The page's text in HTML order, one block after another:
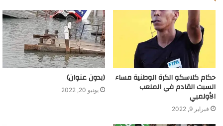
حكام كلاسكو الكرة الوطنية مساء
السبت القادم في الملعب
الأولمبي
فبراير 9, 2022
(بدون عنوان)
يونيو 20, 2022